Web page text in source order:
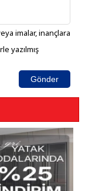
imalar, inançlara
yazılmış
Gönder